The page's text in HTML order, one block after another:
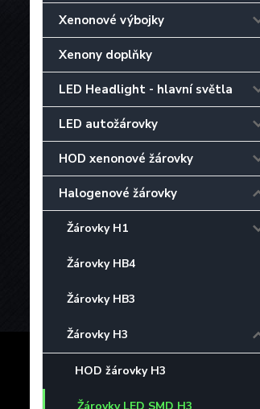
Xenonové výbojky
Xenony doplňky
LED Headlight - hlavní světla
LED autožárovky
HOD xenonové žárovky
Halogenové žárovky
Žárovky H1
Žárovky HB4
Žárovky HB3
Žárovky H3
HOD žárovky H3